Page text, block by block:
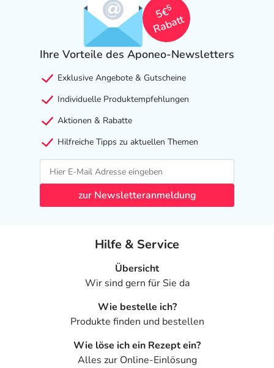
5€
5
Rabatt
Ihre Vorteile des Aponeo-Newsletters
Exklusive Angebote & Gutscheine
Individuelle Produktempfehlungen
Aktionen & Rabatte
Hilfreiche Tipps zu aktuellen Themen
zur Newsletteranmeldung
Hilfe & Service
Übersicht
Wir sind gern für Sie da
Wie bestelle ich?
Produkte finden und bestellen
Wie löse ich ein Rezept ein?
Alles zur Online-Einlösung